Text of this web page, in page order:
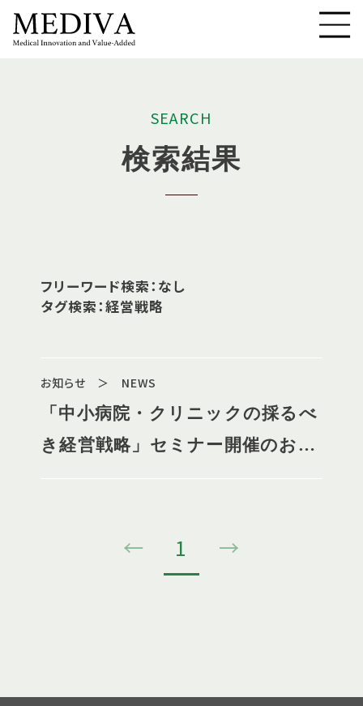
SEARCH
検索結果
フリーワード検索：なし
タグ検索：経営戦略
お知らせ ＞ NEWS
「中小病院・クリニックの採るべ
き経営戦略」セミナー開催のお知
← 1 →